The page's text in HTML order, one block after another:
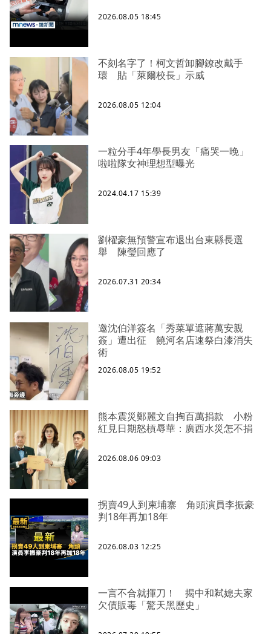
2026.08.05 18:45
不刻名字了！柯文哲卸腳鐐改戴手
環 貼「萊爾校長」示威
2026.08.05 12:04
一粒分手4年學長男友「痛哭一晚」
啦啦隊女神理想型曝光
2024.04.17 15:39
劉櫂豪無預警宣布退出台東縣長選
舉 陳瑩回應了
2026.07.31 20:34
邀沈伯洋簽名「秀菜單遮蔣萬安親
簽」遭出征 饒河名店速祭白漆消失
術
2026.08.05 19:52
熊本震災鄭麗文自掏百萬捐款 小粉
紅見日期怒槓辱華：廣西水災怎不捐
2026.08.06 09:03
拐賣49人到柬埔寨 角頭演員李振豪
判18年再加18年
2026.08.03 12:25
一言不合就揮刀！ 揭中和弒媳夫家
欠債販毒「驚天黑歷史」